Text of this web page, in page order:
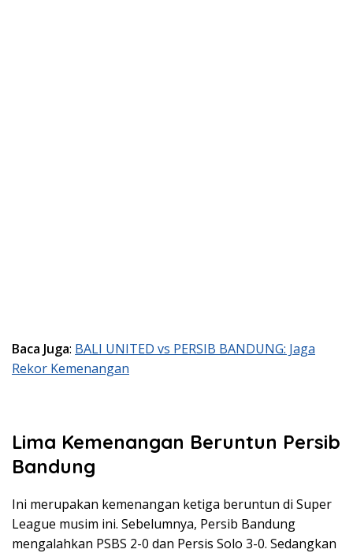
Baca Juga: BALI UNITED vs PERSIB BANDUNG: Jaga
Rekor Kemenangan
Lima Kemenangan Beruntun Persib
Bandung
Ini merupakan kemenangan ketiga beruntun di Super
League musim ini. Sebelumnya, Persib Bandung
mengalahkan PSBS 2-0 dan Persis Solo 3-0. Sedangkan